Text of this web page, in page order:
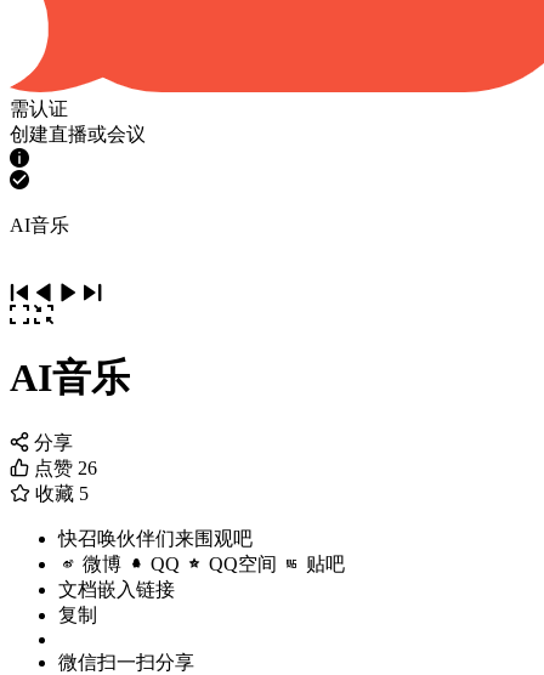
需认证
创建直播或会议
AI音乐
AI音乐
分享
点赞 26
收藏 5
快召唤伙伴们来围观吧
微博 QQ QQ空间 贴吧
文档嵌入链接
复制
微信扫一扫分享